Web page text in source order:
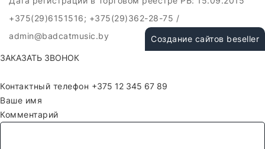
+375(29)6151516; +375(29)362-28-75 /
admin@badcatmusic.by
Создание сайтов beseller
ЗАКАЗАТЬ ЗВОНОК
Контактный телефон
Ваше имя
Комментарий